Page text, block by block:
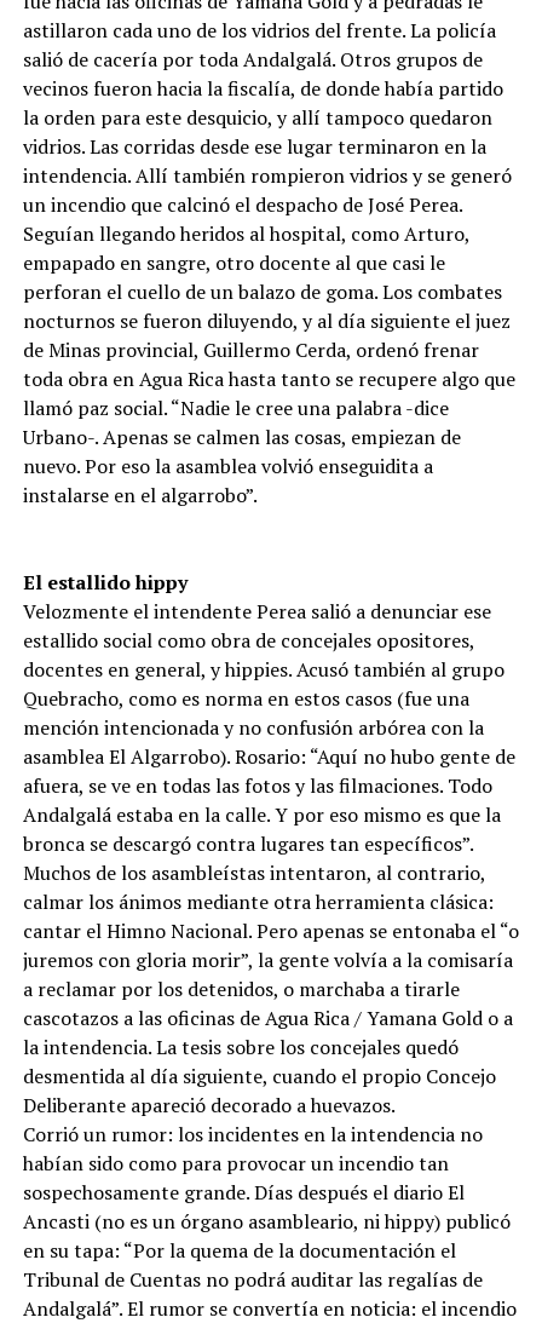
astillaron cada uno de los vidrios del frente. La policía
salió de cacería por toda Andalgalá. Otros grupos de
vecinos fueron hacia la fiscalía, de donde había partido
la orden para este desquicio, y allí tampoco quedaron
vidrios. Las corridas desde ese lugar terminaron en la
intendencia. Allí también rompieron vidrios y se generó
un incendio que calcinó el despacho de José Perea.
Seguían llegando heridos al hospital, como Arturo,
empapado en sangre, otro docente al que casi le
perforan el cuello de un balazo de goma. Los combates
nocturnos se fueron diluyendo, y al día siguiente el juez
de Minas provincial, Guillermo Cerda, ordenó frenar
toda obra en Agua Rica hasta tanto se recupere algo que
llamó paz social. “Nadie le cree una palabra -dice
Urbano-. Apenas se calmen las cosas, empiezan de
nuevo. Por eso la asamblea volvió enseguidita a
instalarse en el algarrobo”.
El estallido hippy
Velozmente el intendente Perea salió a denunciar ese
estallido social como obra de concejales opositores,
docentes en general, y hippies. Acusó también al grupo
Quebracho, como es norma en estos casos (fue una
mención intencionada y no confusión arbórea con la
asamblea El Algarrobo). Rosario: “Aquí no hubo gente de
afuera, se ve en todas las fotos y las filmaciones. Todo
Andalgalá estaba en la calle. Y por eso mismo es que la
bronca se descargó contra lugares tan específicos”.
Muchos de los asambleístas intentaron, al contrario,
calmar los ánimos mediante otra herramienta clásica:
cantar el Himno Nacional. Pero apenas se entonaba el “o
juremos con gloria morir”, la gente volvía a la comisaría
a reclamar por los detenidos, o marchaba a tirarle
cascotazos a las oficinas de Agua Rica / Yamana Gold o a
la intendencia. La tesis sobre los concejales quedó
desmentida al día siguiente, cuando el propio Concejo
Deliberante apareció decorado a huevazos.
Corrió un rumor: los incidentes en la intendencia no
habían sido como para provocar un incendio tan
sospechosamente grande. Días después el diario El
Ancasti (no es un órgano asambleario, ni hippy) publicó
en su tapa: “Por la quema de la documentación el
Tribunal de Cuentas no podrá auditar las regalías de
Andalgalá”. El rumor se convertía en noticia: el incendio